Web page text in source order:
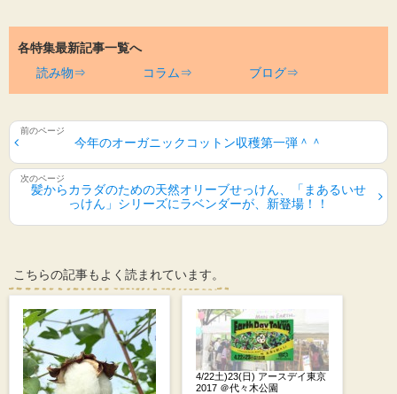
各特集最新記事一覧へ
読み物⇒
コラム⇒ ブログ⇒
今年のオーガニックコットン収穫第一弾＾＾
髪からカラダのための天然オリーブせっけん、「まあるいせ
っけん」シリーズにラベンダーが、新登場！！
こちらの記事もよく読まれています。
4/22土)23(日) アースデイ東京
2017 ＠代々木公園